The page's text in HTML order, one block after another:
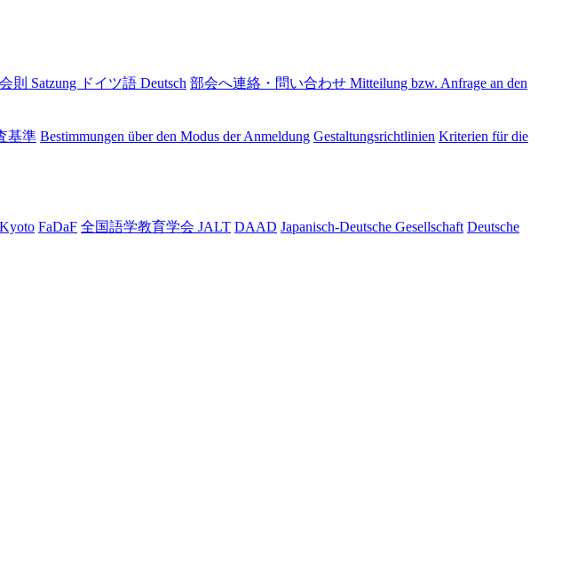
会則 Satzung ドイツ語 Deutsch 部会へ連絡・問い合わせ Mitteilung bzw. Anfrage an den
基準 Bestimmungen über den Modus der Anmeldung Gestaltungsrichtlinien Kriterien für die
FaDaF 全国語学教育学会 JALT DAAD Japanisch-Deutsche Gesellschaft Deutsche